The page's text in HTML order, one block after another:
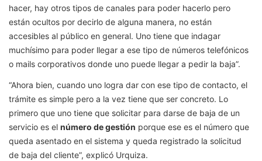
hacer, hay otros tipos de canales para poder hacerlo pero
están ocultos por decirlo de alguna manera, no están
accesibles al público en general. Uno tiene que indagar
muchísimo para poder llegar a ese tipo de números telefónicos
o mails corporativos donde uno puede llegar a pedir la baja”.
“Ahora bien, cuando uno logra dar con ese tipo de contacto, el
trámite es simple pero a la vez tiene que ser concreto. Lo
primero que uno tiene que solicitar para darse de baja de un
servicio es el número de gestión porque ese es el número que
queda asentado en el sistema y queda registrado la solicitud
de baja del cliente”, explicó Urquiza.